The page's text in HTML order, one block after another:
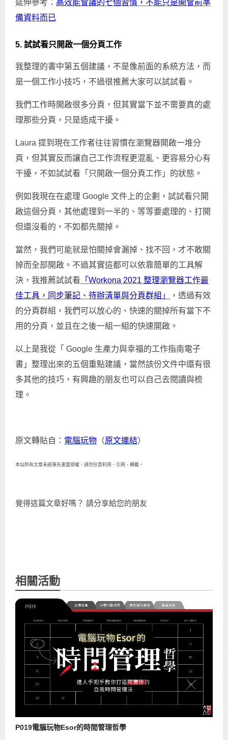
延伸參考： 高效能會議的七個習慣，不能只是開會前準
備資料而已
5. 試試看只開啟一個分頁工作
我整理的書中第五個建議，不是像前面的系統方法，而
是一個工作小技巧，不過很推薦大家可以試試看。
我們工作時開啟很多分頁，但其實當下並不需要真的處
理那些分頁，只是造成干擾。
Laura 提到現在工作者往往習慣在瀏覽器開啟一堆分
頁，但其實反而讓自己工作流程更混亂、更容易分心有
干擾，不如試試看「只開啟一個分頁工作」的狀態。
例如我現在在處理 Google 文件上的企劃，試試看只開
啟這個分頁，其他處理到一半的、等等要處理的、打開
但還沒看的，不如都先關掉。
當然，我們可能就是怕關掉會漏掉、找不回，才不敢關
掉而全部開啟。不過其實這都可以依靠簡單的工具解
決，我推薦試試看 「Workona 2021 整理瀏覽器工作最
佳工具，同步筆記、待辦清單與分頁群組」
，透過有效
的分頁群組，我們可以放心的、快速的關掉所有當下不
用的分頁，並且在之後一組一組的快速開啟。
以上是我從「 Google 生產力與幸福的工作指南電子
書」整理出來的五個重點建議，當然該份文件中還有很
多其他的技巧，有興趣的朋友也可以自己去閱讀與梳
理。
原文轉貼自： 電腦玩物 （原文連結）
本站所有文章未經事先書面授權，請勿任意利用、引用、轉載。
覺得這篇文章好嗎？ 請分享給您的朋友
相關活動
P019電腦玩物Esor的時間管理哲學